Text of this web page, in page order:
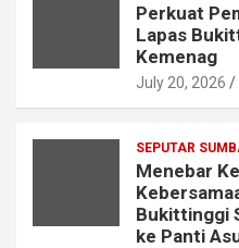
Perkuat
Lapas
Kemenag
July 20, 2026
SEPUTAR
Menebar
Bukittinggi
ke Panti